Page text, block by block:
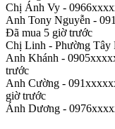
Chị Ánh Vy -
Anh Tony Nguyễn -
Đã mua 5 giờ trước
Chị Linh - Phường Tây
Anh Khánh -
trước
Anh Cường -
giờ trước
Ánh Dương -